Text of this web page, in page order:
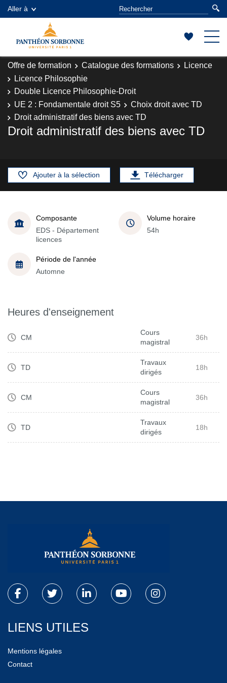
Aller à
Offre de formation Catalogue des formations
Licence
Licence Philosophie
Double Licence Philosophie-Droit
UE 2 : Fondamentale droit S5
Choix droit avec TD
Droit administratif des biens avec TD
Droit administratif des biens avec TD
Ajouter à la sélection Télécharger
Composante
EDS - Département
licences
Volume horaire
54h
Période de l'année
Automne
Heures d'enseignement
CM
Cours
magistral
36h
TD
Travaux
dirigés
18h
CM
Cours
magistral
36h
TD
Travaux
dirigés
18h
LIENS UTILES
Mentions légales
Contact